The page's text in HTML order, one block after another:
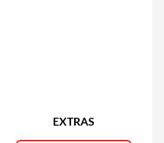
EXTRAS